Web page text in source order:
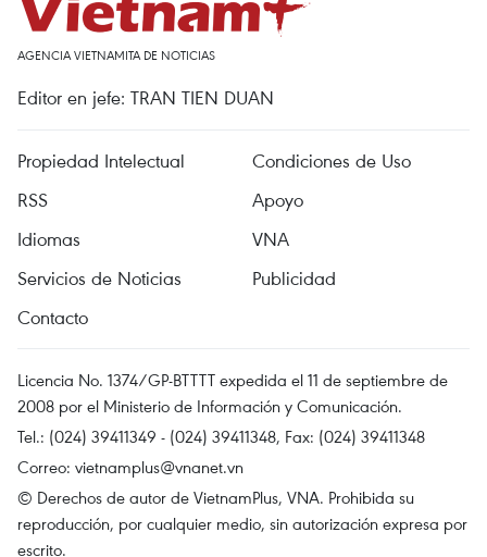
AGENCIA VIETNAMITA DE NOTICIAS
Editor en jefe: TRAN TIEN DUAN
Propiedad Intelectual
Condiciones de Uso
RSS
Apoyo
Idiomas
VNA
Servicios de Noticias
Publicidad
Contacto
Licencia No. 1374/GP-BTTTT expedida el 11 de septiembre de
2008 por el Ministerio de Información y Comunicación.
Tel.: (024) 39411349 - (024) 39411348, Fax: (024) 39411348
Correo: vietnamplus@vnanet.vn
© Derechos de autor de VietnamPlus, VNA. Prohibida su
reproducción, por cualquier medio, sin autorización expresa por
escrito.